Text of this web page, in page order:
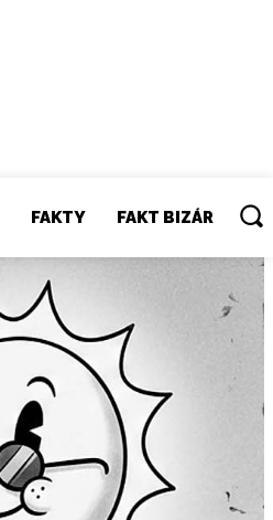
FAKTY FAKT BIZÁR